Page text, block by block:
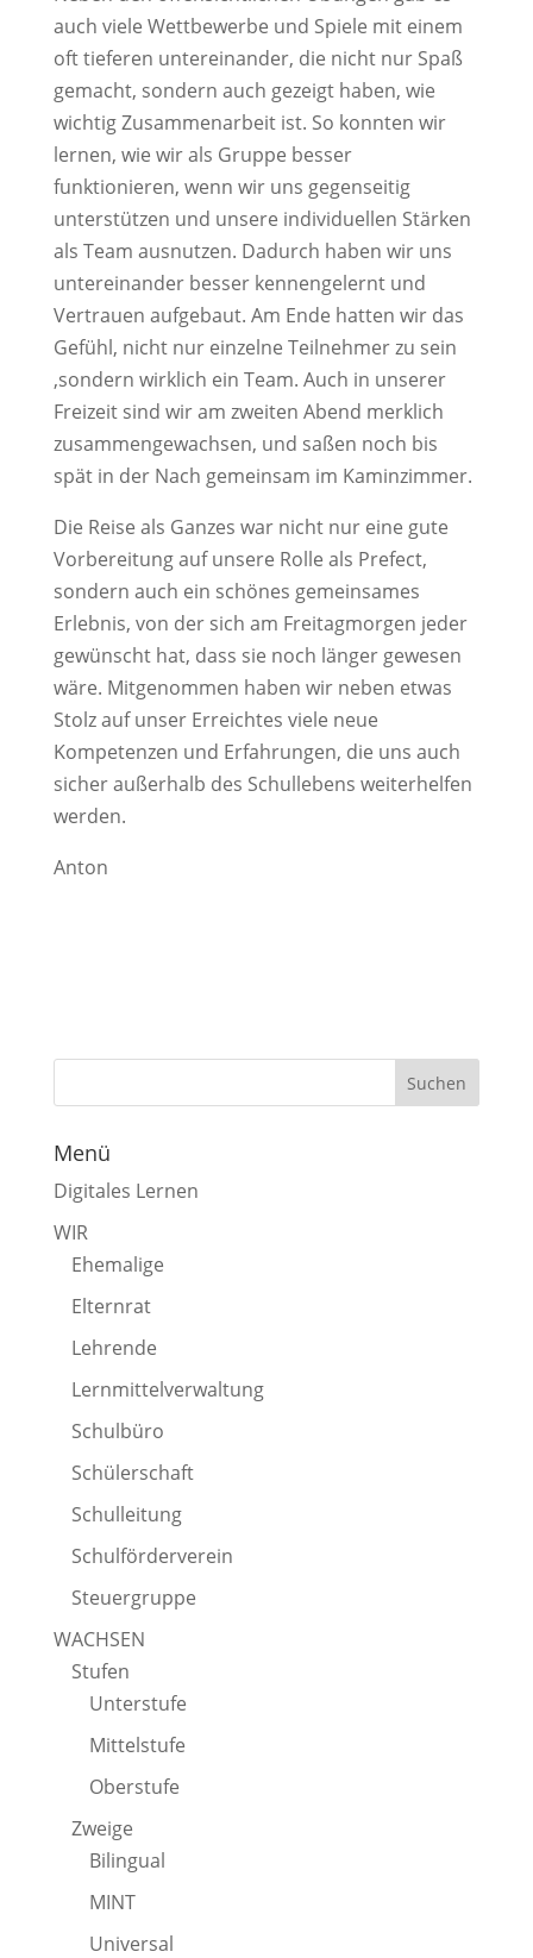
auch viele Wettbewerbe und Spiele mit einem
oft tieferen untereinander, die nicht nur Spaß
gemacht, sondern auch gezeigt haben, wie
wichtig Zusammenarbeit ist. So konnten wir
lernen, wie wir als Gruppe besser
funktionieren, wenn wir uns gegenseitig
unterstützen und unsere individuellen Stärken
als Team ausnutzen. Dadurch haben wir uns
untereinander besser kennengelernt und
Vertrauen aufgebaut. Am Ende hatten wir das
Gefühl, nicht nur einzelne Teilnehmer zu sein
,sondern wirklich ein Team. Auch in unserer
Freizeit sind wir am zweiten Abend merklich
zusammengewachsen, und saßen noch bis
spät in der Nach gemeinsam im Kaminzimmer.
Die Reise als Ganzes war nicht nur eine gute
Vorbereitung auf unsere Rolle als Prefect,
sondern auch ein schönes gemeinsames
Erlebnis, von der sich am Freitagmorgen jeder
gewünscht hat, dass sie noch länger gewesen
wäre. Mitgenommen haben wir neben etwas
Stolz auf unser Erreichtes viele neue
Kompetenzen und Erfahrungen, die uns auch
sicher außerhalb des Schullebens weiterhelfen
werden.
Anton
Menü
Digitales Lernen
WIR
Ehemalige
Elternrat
Lehrende
Lernmittelverwaltung
Schulbüro
Schülerschaft
Schulleitung
Schulförderverein
Steuergruppe
WACHSEN
Stufen
Unterstufe
Mittelstufe
Oberstufe
Zweige
Bilingual
MINT
Universal